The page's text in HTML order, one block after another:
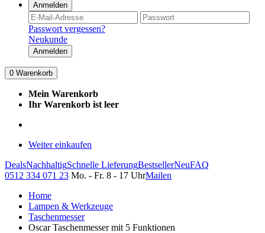
Anmelden
Passwort vergessen?
Neukunde
Anmelden
0 Warenkorb
Mein Warenkorb
Ihr Warenkorb ist leer
Weiter einkaufen
DealsNachhaltigSchnelle LieferungBestsellerNeuFAQ
0512 334 071 23 Mo. - Fr. 8 - 17 UhrMailen
Home
Lampen & Werkzeuge
Taschenmesser
Oscar Taschenmesser mit 5 Funktionen